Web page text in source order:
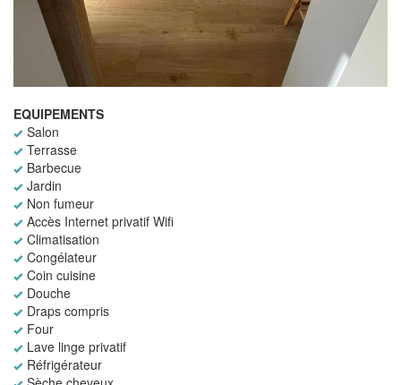
EQUIPEMENTS
Salon
Terrasse
Barbecue
Jardin
Non fumeur
Accès Internet privatif Wifi
Climatisation
Congélateur
Coin cuisine
Douche
Draps compris
Four
Lave linge privatif
Réfrigérateur